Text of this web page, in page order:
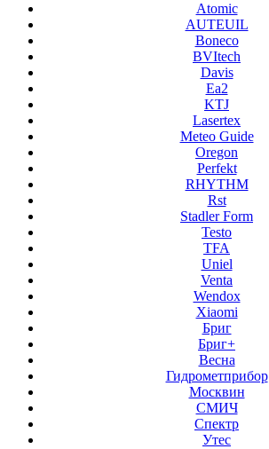
Atomic
AUTEUIL
Boneco
BVItech
Davis
Ea2
KTJ
Lasertex
Meteo Guide
Oregon
Perfekt
RHYTHM
Rst
Stadler Form
Testo
TFA
Uniel
Venta
Wendox
Xiaomi
Бриг
Бриг+
Весна
Гидрометприбор
Москвин
СМИЧ
Спектр
Утес